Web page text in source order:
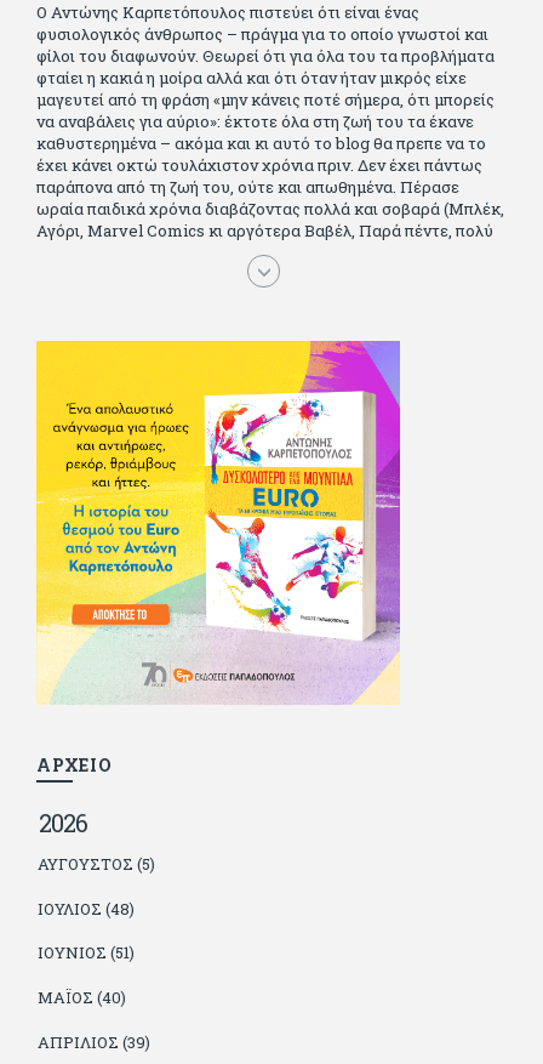
Ο Αντώνης Καρπετόπουλος πιστεύει ότι είναι ένας
φυσιολογικός άνθρωπος – πράγμα για το οποίο γνωστοί και
φίλοι του διαφωνούν. Θεωρεί ότι για όλα του τα προβλήματα
φταίει η κακιά η μοίρα αλλά και ότι όταν ήταν μικρός είχε
μαγευτεί από τη φράση «μην κάνεις ποτέ σήμερα, ότι μπορείς
να αναβάλεις για αύριο»: έκτοτε όλα στη ζωή του τα έκανε
καθυστερημένα – ακόμα και κι αυτό το blog θα πρεπε να το
έχει κάνει οκτώ τουλάχιστον χρόνια πριν. Δεν έχει πάντως
παράπονα από τη ζωή του, ούτε και απωθημένα. Πέρασε
ωραία παιδικά χρόνια διαβάζοντας πολλά και σοβαρά (Μπλέκ,
Αγόρι, Μarvel Comics κι αργότερα Βαβέλ, Παρά πέντε, πολύ
Αλέξανδρο Δουμά και αρκετό Ιούλιο Βέρν πριν τον κερδίσουν
τα αστυνομικά), απέκτησε τους σωστούς φίλους κυρίως γιατί
ταινίες κι έγραφε και στο περιοδικό Σινεμά, είχε κάποιες
αισθηματικές περιπέτειες που σκόρπισαν γέλιο στους φίλους
του - αν όχι και στον ίδιο. Πήγε στρατό κανονικά στα σύνορα
και διατήρησε μια καλή σχέση με την οικογένεια του, την
οποία αισθάνεται πως διάφορες φορές έφερε σε δύσκολη
θέση. Κείμενο με την υπογραφή του πρωτοδημοσιεύτηκε στο
Φίλαθλο το 1992. Επέστρεψε οριστικά στην Ελλάδα το 1998,
δούλεψε για πολλούς (αφού δυσκολεύεται να πει όχι), και
κάποιοι, αν όχι και όλοι, τον πλήρωσαν κι έμειναν και
ευχαριστημένοι από τη συνεργασία. Σήμερα πλέον εργάζεται
στον Sport Fm (όπου έχει κλείσει εικοσαετία) και στη
Sportday. Επαίρεται ότι λίγοι έχουν δει περισσότερο
ποδόσφαιρο από τον ίδιο και θεωρεί τον εαυτό του τυχερό
γιατί είναι μέλος της γενιάς που απόλαυσε τους μεγαλύτερους
σε όλα τα σπορ. Δεν είναι παντρεμένος, αλλά θαυμάζει όσους
βρίσκουν το κουράγιο να το κάνουν. Αντίθετα από πολλούς
φίλους του δεν πληρώνει διατροφές. Ελπίζει ότι δεν έχει
παιδιά. Απειλεί ότι θα γράφει όσο υπάρχουν άνθρωποι που
ΑΡΧΕΙΟ
2026
ΑΎΓΟΥΣΤΟΣ (5)
ΙΟΎΛΙΟΣ (48)
ΙΟΎΝΙΟΣ (51)
ΜΆΙΟΣ (40)
ΑΠΡΊΛΙΟΣ (39)